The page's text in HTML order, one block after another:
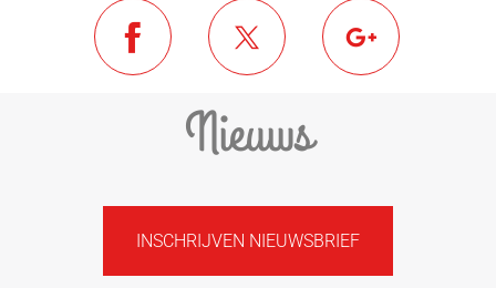
Nieuws
INSCHRIJVEN NIEUWSBRIEF